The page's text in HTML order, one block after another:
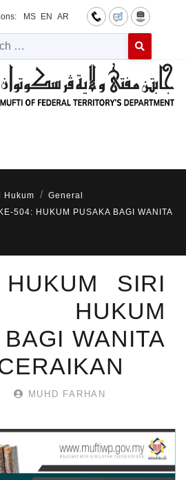
MS EN AR
Type 2 or
Hukum
General
504: HUKUM PUSAKA BAGI WANITA
SIRI
HUKUM
WANITA
MUHD FARHAN